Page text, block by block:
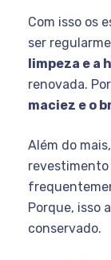
Com isso os
ser
limpeza e a
renovada.
maciez e o
Além do
revestimento
Porque, isso
conservado.